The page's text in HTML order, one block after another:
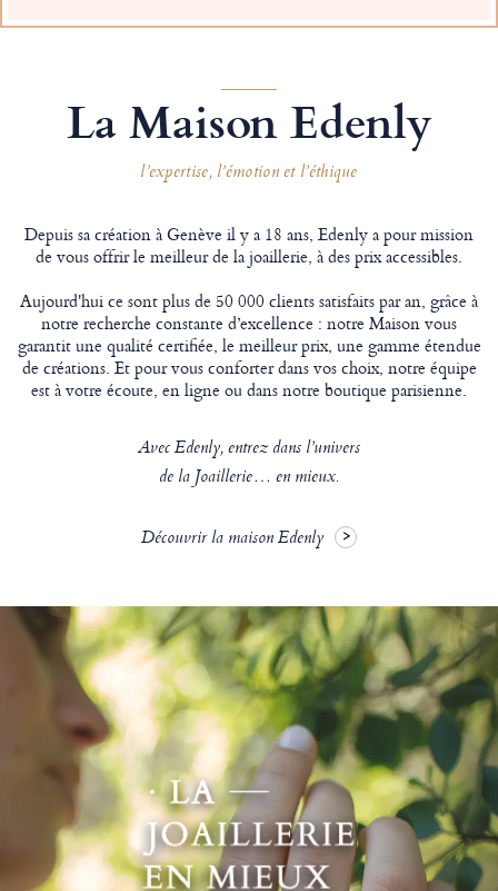
La Maison Edenly
l’expertise, l’émotion et l’éthique
Depuis sa création à Genève il y a 18 ans, Edenly a pour mission
de vous offrir le meilleur de la joaillerie, à des prix accessibles.
Aujourd'hui ce sont plus de 50 000 clients satisfaits par an, grâce à
notre recherche constante d’excellence : notre Maison vous
garantit une qualité certifiée, le meilleur prix, une gamme étendue
de créations. Et pour vous conforter dans vos choix, notre équipe
est à votre écoute, en ligne ou dans notre boutique parisienne.
Avec Edenly, entrez dans l’univers
de la Joaillerie… en mieux.
Découvrir la maison Edenly